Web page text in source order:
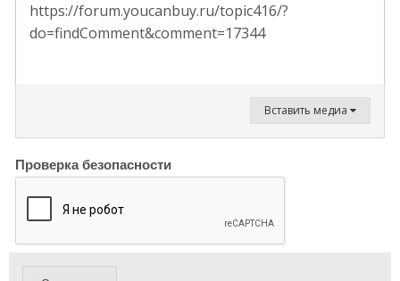
https://forum.youcanbuy.ru/topic416/?
do=findComment&comment=17344
Вставить медиа
Проверка безопасности